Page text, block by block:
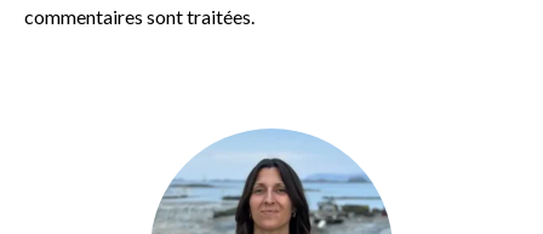
commentaires sont traitées.